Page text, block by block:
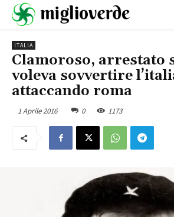
ITALIA
Clamoroso, arrestato
voleva sovvertire
attaccando roma
1 Aprile 2016 0 1173